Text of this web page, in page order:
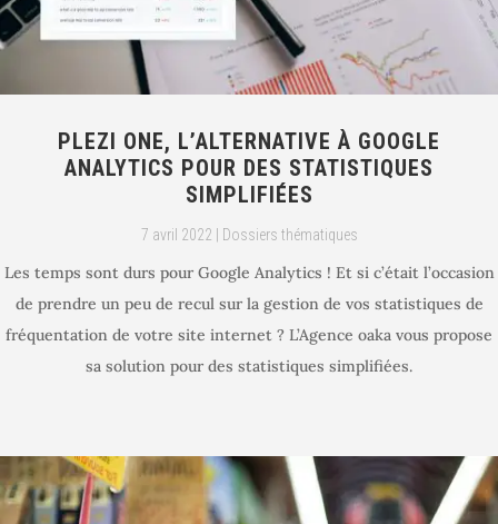
PLEZI ONE, L’ALTERNATIVE À GOOGLE
ANALYTICS POUR DES STATISTIQUES
SIMPLIFIÉES
7 avril 2022 Dossiers thématiques
Les temps sont durs pour Google Analytics ! Et si c’était l’occasion
de prendre un peu de recul sur la gestion de vos statistiques de
fréquentation de votre site internet ? L’Agence oaka vous propose
sa solution pour des statistiques simplifiées.